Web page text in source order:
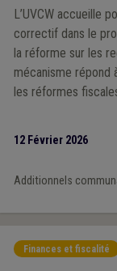
L’UVCW accueille
correctif dans le
la réforme sur les
mécanisme répond
les réformes
communes,
12 Février 2026
Additionnels
Finances et fiscalité